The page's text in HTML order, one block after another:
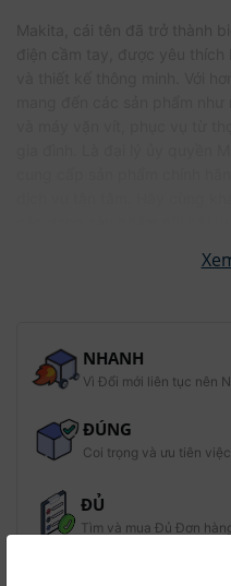
Ra đời năm 1915 tại
đầu với sứ mệnh chế tạo
NHANH
Vì Đổi mới liên tục nên
ĐÚNG
Coi trọng và ưu tiên
ĐỦ
Tìm và mua Đủ Đơn